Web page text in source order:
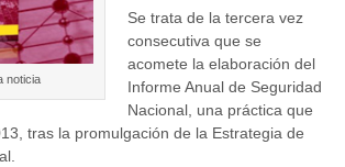
noticia
Se trata de la tercera vez
consecutiva que se
acomete la elaboración del
Informe Anual de Seguridad
Nacional, una práctica que
tras la promulgación de la Estrategia de